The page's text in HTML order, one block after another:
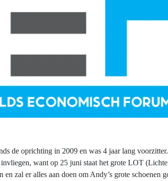
de oprichting in 2009 en was 4 jaar lang
want op 25 juni staat het grote LOT
en zal er alles aan doen om Andy’s grote